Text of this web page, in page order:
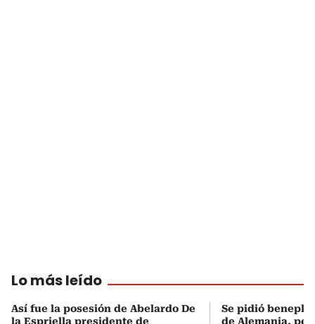
Lo más leído
Así fue la posesión de Abelardo De
la Espriella presidente de
Se pidió
de Alemania,